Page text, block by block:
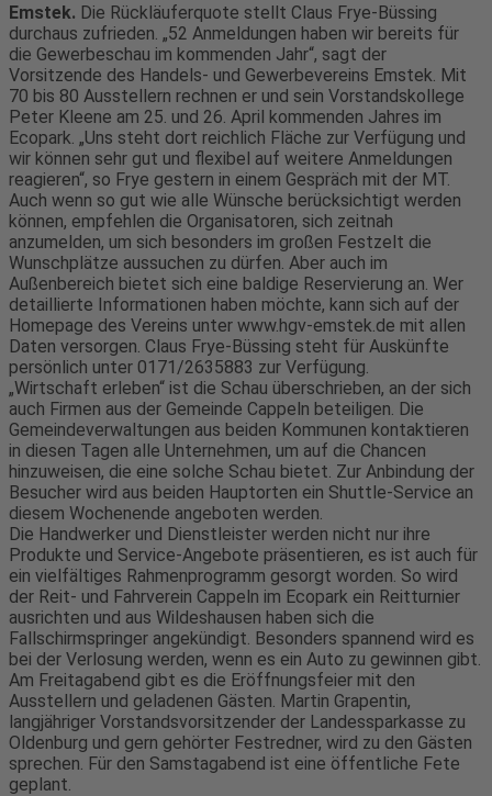
Emstek. Die Rückläuferquote stellt Claus Frye-Büssing
durchaus zufrieden. „52 Anmeldungen haben wir bereits für
die Gewerbeschau im kommenden Jahr“, sagt der
Vorsitzende des Handels- und Gewerbevereins Emstek. Mit
70 bis 80 Ausstellern rechnen er und sein Vorstandskollege
Peter Kleene am 25. und 26. April kommenden Jahres im
Ecopark. „Uns steht dort reichlich Fläche zur Verfügung und
wir können sehr gut und flexibel auf weitere Anmeldungen
reagieren“, so Frye gestern in einem Gespräch mit der MT.
Auch wenn so gut wie alle Wünsche berücksichtigt werden
können, empfehlen die Organisatoren, sich zeitnah
anzumelden, um sich besonders im großen Festzelt die
Wunschplätze aussuchen zu dürfen. Aber auch im
Außenbereich bietet sich eine baldige Reservierung an. Wer
detaillierte Informationen haben möchte, kann sich auf der
Homepage des Vereins unter www.hgv-emstek.de mit allen
Daten versorgen. Claus Frye-Büssing steht für Auskünfte
persönlich unter 0171/2635883 zur Verfügung.
„Wirtschaft erleben“ ist die Schau überschrieben, an der sich
auch Firmen aus der Gemeinde Cappeln beteiligen. Die
Gemeindeverwaltungen aus beiden Kommunen kontaktieren
in diesen Tagen alle Unternehmen, um auf die Chancen
hinzuweisen, die eine solche Schau bietet. Zur Anbindung der
Besucher wird aus beiden Hauptorten ein Shuttle-Service an
diesem Wochenende angeboten werden.
Die Handwerker und Dienstleister werden nicht nur ihre
Produkte und Service-Angebote präsentieren, es ist auch für
ein vielfältiges Rahmenprogramm gesorgt worden. So wird
der Reit- und Fahrverein Cappeln im Ecopark ein Reitturnier
ausrichten und aus Wildeshausen haben sich die
Fallschirmspringer angekündigt. Besonders spannend wird es
bei der Verlosung werden, wenn es ein Auto zu gewinnen gibt.
Am Freitagabend gibt es die Eröffnungsfeier mit den
Ausstellern und geladenen Gästen. Martin Grapentin,
langjähriger Vorstandsvorsitzender der Landessparkasse zu
Oldenburg und gern gehörter Festredner, wird zu den Gästen
sprechen. Für den Samstagabend ist eine öffentliche Fete
geplant.